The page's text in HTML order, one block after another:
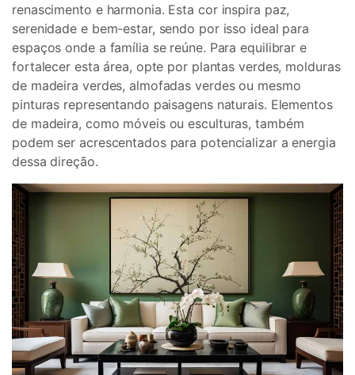
renascimento e harmonia. Esta cor inspira paz,
serenidade e bem-estar, sendo por isso ideal para
espaços onde a família se reúne. Para equilibrar e
fortalecer esta área, opte por plantas verdes, molduras
de madeira verdes, almofadas verdes ou mesmo
pinturas representando paisagens naturais. Elementos
de madeira, como móveis ou esculturas, também
podem ser acrescentados para potencializar a energia
dessa direção.